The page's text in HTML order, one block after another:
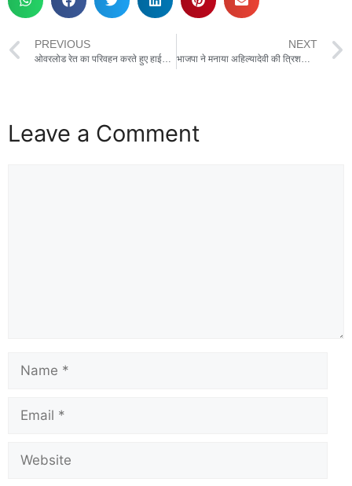
PREVIOUS NEXT
भाजपा ने मनाया अहिल्यादेवी की त्रिशताब्दी जयंती,शौर्य और शिक्षा का हुआ सम्मान
Leave a Comment